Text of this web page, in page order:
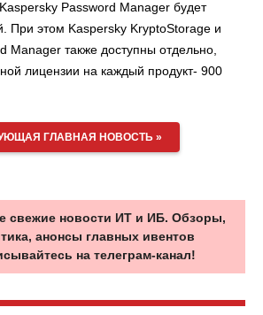
Password Manager будет
При этом Kaspersky KryptoStorage и
Manager также доступны отдельно,
лицензии на каждый продукт- 900
ГЛАВНАЯ НОВОСТЬ »
свежие новости ИТ и ИБ. Обзоры,
анонсы главных ивентов
на телеграм-канал!